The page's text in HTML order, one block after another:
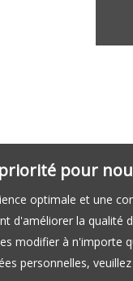
pour
optimale et une
d'améliorer la
modifier à
personnelles,